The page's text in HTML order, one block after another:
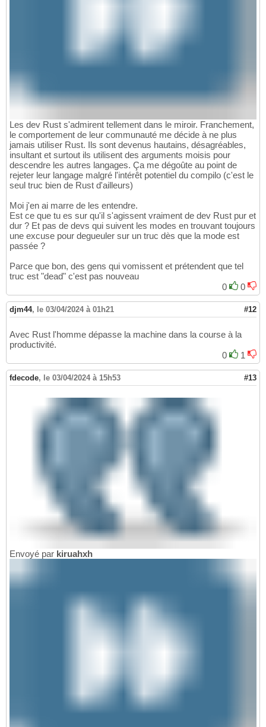
Les dev Rust s'admirent tellement dans le miroir. Franchement,
le comportement de leur communauté me décide à ne plus
jamais utiliser Rust. Ils sont devenus hautains, désagréables,
insultant et surtout ils utilisent des arguments moisis pour
descendre les autres langages. Ça me dégoûte au point de
rejeter leur langage malgré l'intérêt potentiel du compilo (c'est le
seul truc bien de Rust d'ailleurs)
Moi j'en ai marre de les entendre.
Est ce que tu es sur qu'il s'agissent vraiment de dev Rust pur et
dur ? Et pas de devs qui suivent les modes en trouvant toujours
une excuse pour degueuler sur un truc dès que la mode est
passée ?
Parce que bon, des gens qui vomissent et prétendent que tel
truc est "dead" c'est pas nouveau
0
0
djm44, le 03/04/2024 à 01h21 #12
Avec Rust l'homme dépasse la machine dans la course à la
productivité.
0
1
fdecode, le 03/04/2024 à 15h53 #13
Envoyé par kiruahxh